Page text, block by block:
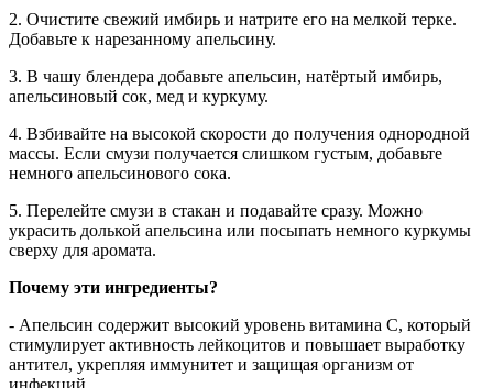
2. Очистите свежий имбирь и натрите его на мелкой терке.
Добавьте к нарезанному апельсину.
3. В чашу блендера добавьте апельсин, натёртый имбирь,
апельсиновый сок, мед и куркуму.
4. Взбивайте на высокой скорости до получения однородной
массы. Если смузи получается слишком густым, добавьте
немного апельсинового сока.
5. Перелейте смузи в стакан и подавайте сразу. Можно
украсить долькой апельсина или посыпать немного куркумы
сверху для аромата.
Почему эти ингредиенты?
- Апельсин содержит высокий уровень витамина C, который
стимулирует активность лейкоцитов и повышает выработку
антител, укрепляя иммунитет и защищая организм от
инфекций.